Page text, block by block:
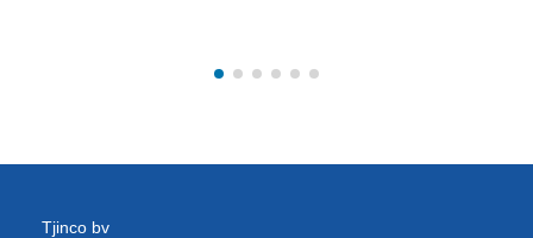
Tjinco bv